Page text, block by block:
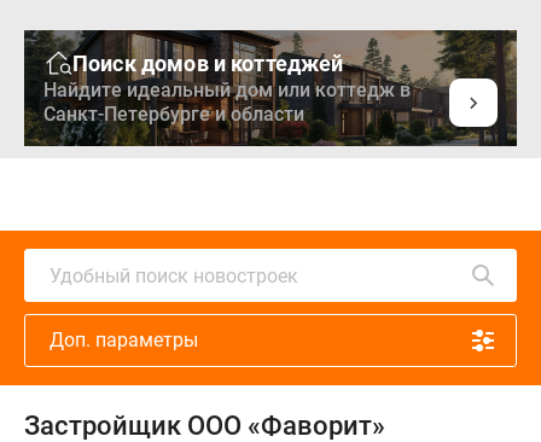
Поиск домов и коттеджей
Найдите идеальный дом или коттедж в
Санкт-Петербурге и области
Удобный поиск новостроек
Доп. параметры
Застройщик ООО «Фаворит»